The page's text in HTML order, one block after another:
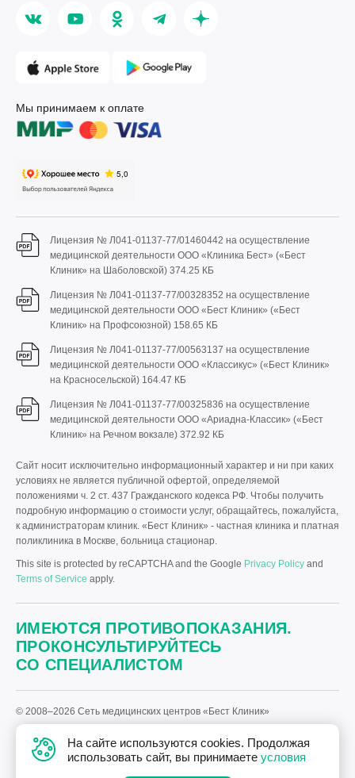
Мы принимаем к оплате
Лицензия № Л041-01137-77/01460442 на осуществление
медицинской деятельности ООО «Клиника Бест» («Бест
Клиник» на Шаболовской) 374.25 КБ
Лицензия № Л041-01137-77/00328352 на осуществление
медицинской деятельности ООО «Бест Клиник» («Бест
Клиник» на Профсоюзной) 158.65 КБ
Лицензия № Л041-01137-77/00563137 на осуществление
медицинской деятельности ООО «Классикус» («Бест Клиник»
на Красносельской) 164.47 КБ
Лицензия № Л041-01137-77/00325836 на осуществление
медицинской деятельности ООО «Ариадна-Классик» («Бест
Клиник» на Речном вокзале) 372.92 КБ
Сайт носит исключительно информационный характер и ни при каких
условиях не является публичной офертой, определяемой
положениями ч. 2 ст. 437 Гражданского кодекса РФ. Чтобы получить
подробную информацию о стоимости услуг, обращайтесь, пожалуйста,
к администраторам клиник. «Бест Клиник» - частная клиника и платная
поликлиника в Москве, больница стационар.
This site is protected by reCAPTCHA and the Google Privacy Policy and
Terms of Service apply.
ИМЕЮТСЯ ПРОТИВОПОКАЗАНИЯ.
ПРОКОНСУЛЬТИРУЙТЕСЬ
СО СПЕЦИАЛИСТОМ
© 2008–2026 Сеть медицинских центров «Бест Клиник»
Политика «Бест Клиник» в отношении обработки персональных
данных.
разработка сайта—Текарт.
На сайте используются cookies. Продолжая
использовать сайт, вы принимаете условия